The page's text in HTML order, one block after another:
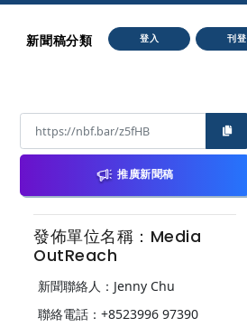
新聞稿分類 登入 刊登
推廣新聞稿
發佈單位名稱：Media
OutReach
新聞聯絡人：Jenny Chu
聯絡電話：+8523996 97390